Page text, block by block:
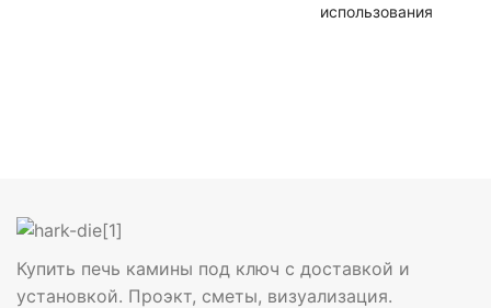
использования
Купить печь камины под ключ с доставкой и
установкой. Проэкт, сметы, визуализация.